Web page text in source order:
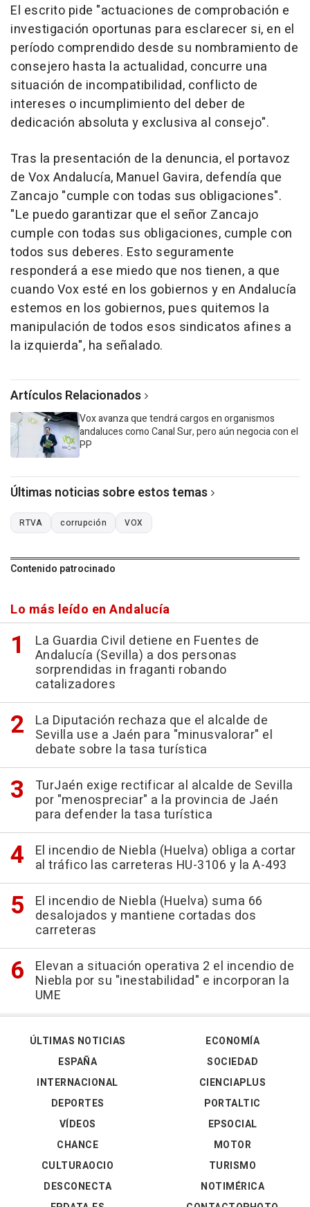
El escrito pide "actuaciones de comprobación e
investigación oportunas para esclarecer si, en el
período comprendido desde su nombramiento de
consejero hasta la actualidad, concurre una
situación de incompatibilidad, conflicto de
intereses o incumplimiento del deber de
dedicación absoluta y exclusiva al consejo".
Tras la presentación de la denuncia, el portavoz
de Vox Andalucía, Manuel Gavira, defendía que
Zancajo "cumple con todas sus obligaciones".
"Le puedo garantizar que el señor Zancajo
cumple con todas sus obligaciones, cumple con
todos sus deberes. Esto seguramente
responderá a ese miedo que nos tienen, a que
cuando Vox esté en los gobiernos y en Andalucía
estemos en los gobiernos, pues quitemos la
manipulación de todos esos sindicatos afines a
la izquierda", ha señalado.
Artículos Relacionados
Vox avanza que tendrá cargos en organismos
andaluces como Canal Sur, pero aún negocia con el
PP
Últimas noticias sobre estos temas
RTVA corrupción VOX
Contenido patrocinado
Lo más leído en Andalucía
La Guardia Civil detiene en Fuentes de
Andalucía (Sevilla) a dos personas
sorprendidas in fraganti robando
catalizadores
La Diputación rechaza que el alcalde de
Sevilla use a Jaén para "minusvalorar" el
debate sobre la tasa turística
TurJaén exige rectificar al alcalde de Sevilla
por "menospreciar" a la provincia de Jaén
para defender la tasa turística
El incendio de Niebla (Huelva) obliga a cortar
al tráfico las carreteras HU-3106 y la A-493
El incendio de Niebla (Huelva) suma 66
desalojados y mantiene cortadas dos
carreteras
Elevan a situación operativa 2 el incendio de
Niebla por su "inestabilidad" e incorporan la
UME
ÚLTIMAS NOTICIAS
ESPAÑA
INTERNACIONAL
DEPORTES
VÍDEOS
ECONOMÍA
SOCIEDAD
CIENCIAPLUS
PORTALTIC
EPSOCIAL
CHANCE
CULTURAOCIO
DESCONECTA
MOTOR
TURISMO
NOTIMÉRICA